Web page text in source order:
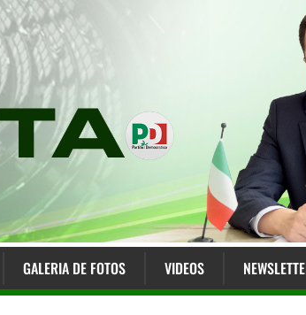
GALERIA DE FOTOS VIDEOS